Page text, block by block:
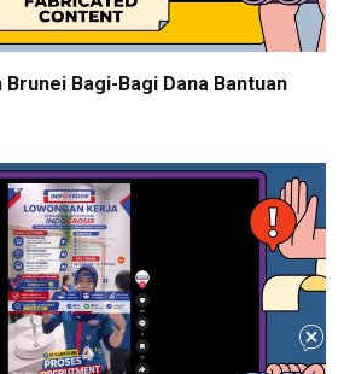
Brunei Bagi-Bagi Dana Bantuan